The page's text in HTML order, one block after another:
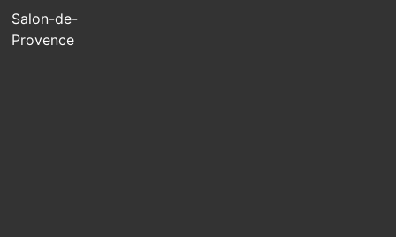
Salon-de-
Provence